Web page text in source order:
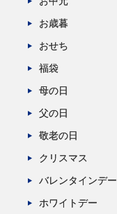
お歳暮
おせち
福袋
母の日
父の日
敬老の日
クリスマス
バレンタインデー
ホワイトデー